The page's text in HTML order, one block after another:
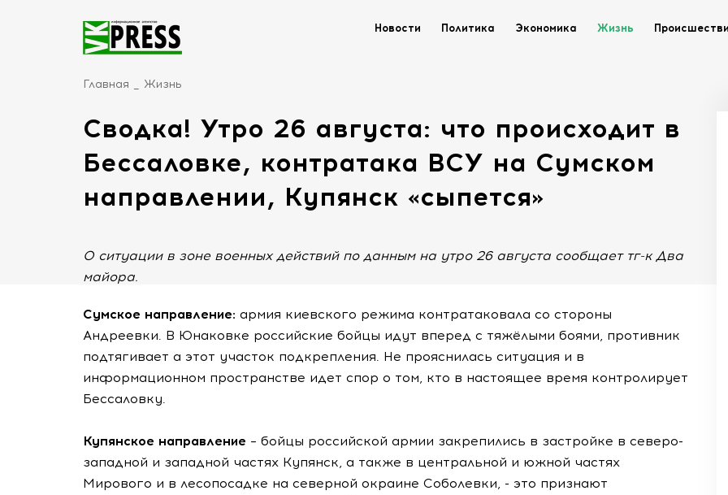
Новости Политика Экономика Жизнь
Главная Жизнь
Сводка! Утро 26 августа: что происходит в
Бессаловке, контратака ВСУ на Сумском
направлении, Купянск «сыпется»
О ситуации в зоне военных действий по данным на утро 26 августа сообщает тг-к Два
майора.
Сумское направление: армия киевского режима контратаковала со стороны
Андреевки. В Юнаковке российские бойцы идут вперед с тяжёлыми боями, противник
подтягивает а этот участок подкрепления. Не прояснилась ситуация и в
информационном пространстве идет спор о том, кто в настоящее время контролирует
Бессаловку.
Купянское направление – бойцы российской армии закрепились в застройке в северо-
западной и западной частях Купянск, а также в центральной и южной частях
Мирового и в лесопосадке на северной окраине Соболевки, - это признают